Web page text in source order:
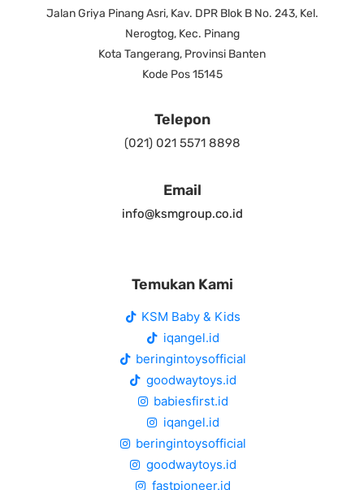
Jalan Griya Pinang Asri, Kav. DPR Blok B No. 243, Kel.
Nerogtog, Kec. Pinang
Kota Tangerang, Provinsi Banten
Kode Pos 15145
Telepon
(021) 021 5571 8898
Email
info@ksmgroup.co.id
Temukan Kami
KSM Baby & Kids
iqangel.id
beringintoysofficial
goodwaytoys.id
babiesfirst.id
iqangel.id
beringintoysofficial
goodwaytoys.id
fastpioneer.id